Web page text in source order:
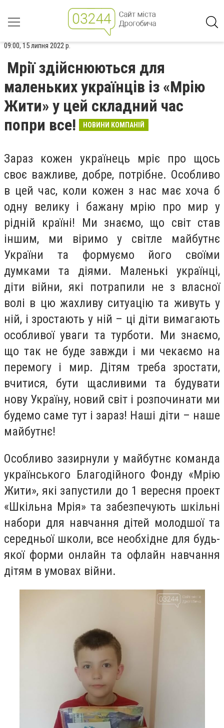
09:00, 15 липня 2022 р.
Мрії здійснюються для
маленьких українців із «Мрію
Жити» у цей складний час
попри все!
НОВИНИ КОМПАНІЙ
Зараз кожен українець мріє про щось
своє важливе, добре, потрібне. Особливо
в цей час, коли кожен з нас має хоча б
одну велику і бажану мрію про мир у
рідній країні! Ми знаємо, що світ став
іншим, ми віримо у світле майбутнє
України та формуємо його своїми
думками та діями. Маленькі українці,
діти війни, які потрапили не з власної
волі в цю жахливу ситуацію та живуть у
ній, і зростають у ній – ці діти вимагають
особливої ​​уваги та турботи. Ми знаємо,
що так не буде завжди і ми чекаємо на
перемогу і мир. Дітям треба зростати,
вчитися, бути щасливими та будувати
нову Україну, новий світ і розпочинати ми
будемо саме тут і зараз! Наші діти – наше
майбутнє!
Особливо зазирнули у майбутнє команда
українського Благодійного Фонду «Мрію
Жити», які запустили до 1 вересня проект
«Шкільна Мрія» та забезпечують шкільні
набори для навчання дітей молодшої та
середньої школи, все необхідне для будь-
якої форми онлайн та офлайн навчання
дітям в умовах війни.